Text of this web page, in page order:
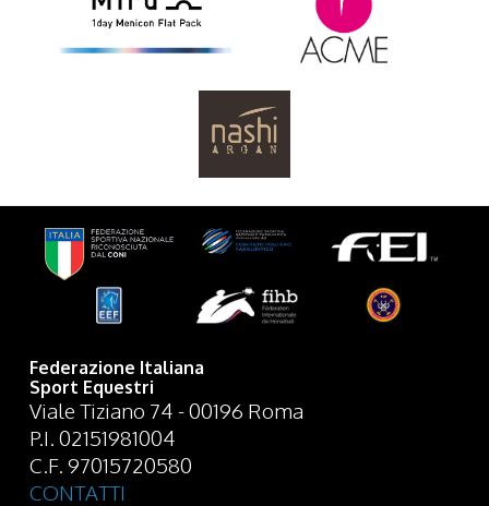
Federazione Italiana
Sport Equestri
Viale Tiziano 74 - 00196 Roma
P.I. 02151981004
C.F. 97015720580
CONTATTI